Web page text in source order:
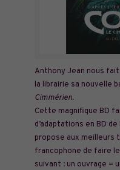
Anthony Jean nous
la librairie sa nouvelle
Cimmérien.
Cette magnifique BD
d’adaptations en BD
propose aux meilleurs
francophone de faire
suivant : un ouvrage =